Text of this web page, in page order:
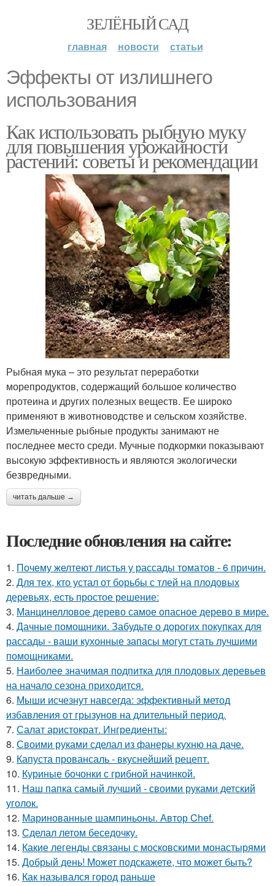
ЗЕЛЁНЫЙ САД
главная новости статьи
Эффекты от излишнего
использования
Как использовать рыбную муку
для повышения урожайности
растений: советы и рекомендации
Рыбная мука – это результат переработки
морепродуктов, содержащий большое количество
протеина и других полезных веществ. Ее широко
применяют в животноводстве и сельском хозяйстве.
Измельченные рыбные продукты занимают не
последнее место среди. Мучные подкормки показывают
высокую эффективность и являются экологически
безвредными.
читать дальше →
Последние обновления на сайте:
1. Почему желтеют листья у рассады томатов - 6 причин.
2. Для тех, кто устал от борьбы с тлей на плодовых
деревьях, есть простое решение:
3. Манцинелловое дерево самое опасное дерево в мире.
4. Дачные помощники. Забудьте о дорогих покупках для
рассады - ваши кухонные запасы могут стать лучшими
помощниками.
5. Наиболее значимая подпитка для плодовых деревьев
на начало сезона приходится.
6. Мыши исчезнут навсегда: эффективный метод
избавления от грызунов на длительный период.
7. Салат аристократ. Ингредиенты:
8. Своими руками сделал из фанеры кухню на даче.
9. Капуста провансаль - вкуснейший рецепт.
10. Куриные бочонки с грибной начинкой.
11. Наш папка самый лучший - своими руками детский
уголок.
12. Маринованные шампиньоны. Автор Chef.
13. Сделал летом беседочку.
14. Какие легенды связаны с московскими монастырями
15. Добрый день! Может подскажете, что может быть?
16. Как назывался город раньше